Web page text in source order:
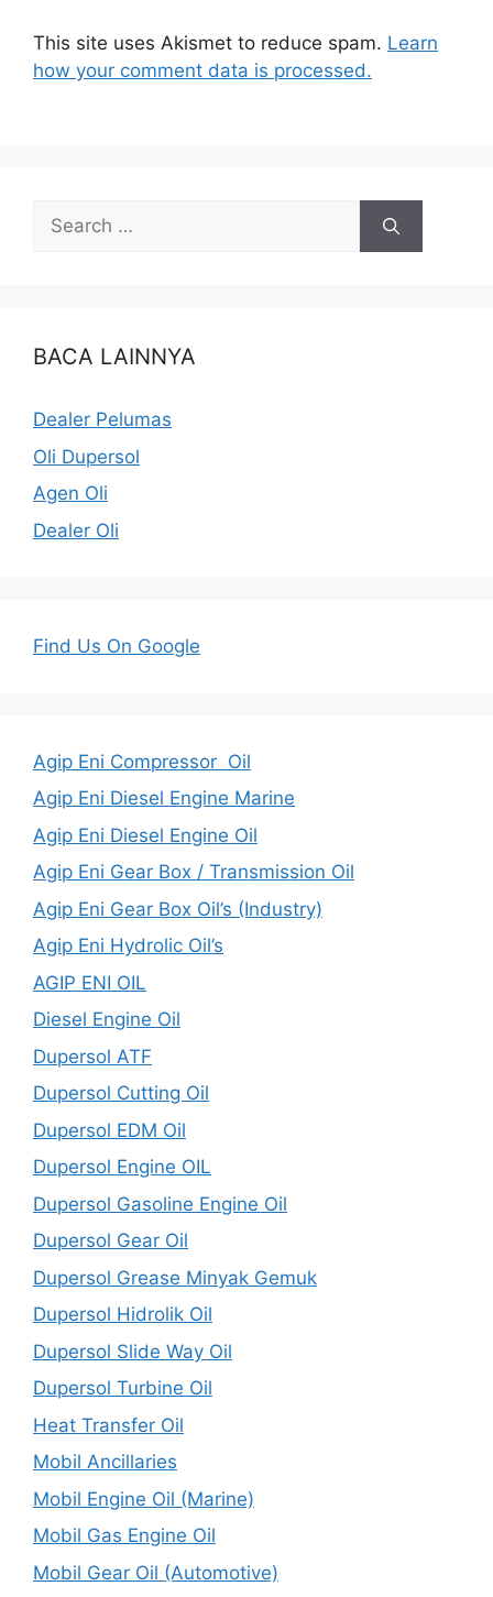
This site uses Akismet to reduce spam. Learn
how your comment data is processed.
BACA LAINNYA
Dealer Pelumas
Oli Dupersol
Agen Oli
Dealer Oli
Find Us On Google
Agip Eni Compressor Oil
Agip Eni Diesel Engine Marine
Agip Eni Diesel Engine Oil
Agip Eni Gear Box / Transmission Oil
Agip Eni Gear Box Oil’s (Industry)
Agip Eni Hydrolic Oil’s
AGIP ENI OIL
Diesel Engine Oil
Dupersol ATF
Dupersol Cutting Oil
Dupersol EDM Oil
Dupersol Engine OIL
Dupersol Gasoline Engine Oil
Dupersol Gear Oil
Dupersol Grease Minyak Gemuk
Dupersol Hidrolik Oil
Dupersol Slide Way Oil
Dupersol Turbine Oil
Heat Transfer Oil
Mobil Ancillaries
Mobil Engine Oil (Marine)
Mobil Gas Engine Oil
Mobil Gear Oil (Automotive)